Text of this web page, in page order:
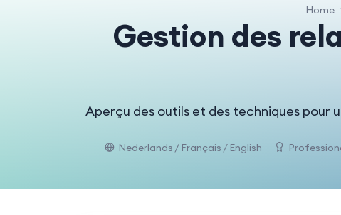
Home
Gestion des
Aperçu des outils et des techniques pour
Nederlands / Français / English